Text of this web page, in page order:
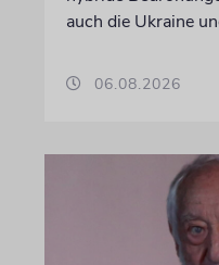
auch die Ukraine
06.08.2026